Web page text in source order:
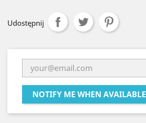
Udostępnij
NOTIFY ME WHEN AVAILABLE